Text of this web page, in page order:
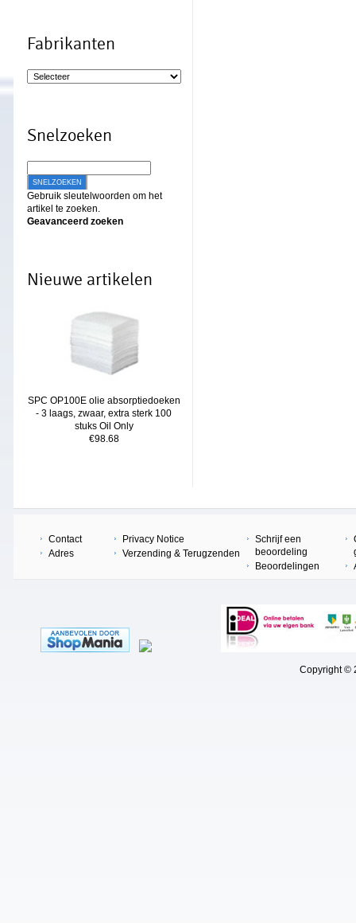
Fabrikanten
Snelzoeken
SNELZOEKEN
Gebruik sleutelwoorden om het
artikel te zoeken.
Geavanceerd zoeken
Nieuwe artikelen
SPC OP100E olie absorptiedoeken
- 3 laags, zwaar, extra sterk 100
stuks Oil Only
€98.68
Contact
Adres
Privacy Notice
Verzending & Terugzenden
Schrijf een
beoordeling
Beoordelingen
Copyright ©